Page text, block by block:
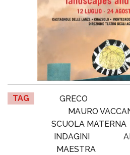
TAG GRECO
MAURO
SCUOLA MATERNA
INDAGINI
MAESTRA